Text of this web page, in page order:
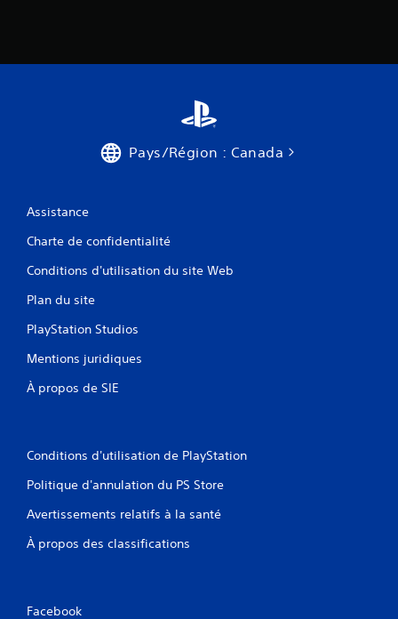
Pays/Région : Canada
Assistance
Charte de confidentialité
Conditions d'utilisation du site Web
Plan du site
PlayStation Studios
Mentions juridiques
À propos de SIE
Conditions d'utilisation de PlayStation
Politique d'annulation du PS Store
Avertissements relatifs à la santé
À propos des classifications
Facebook